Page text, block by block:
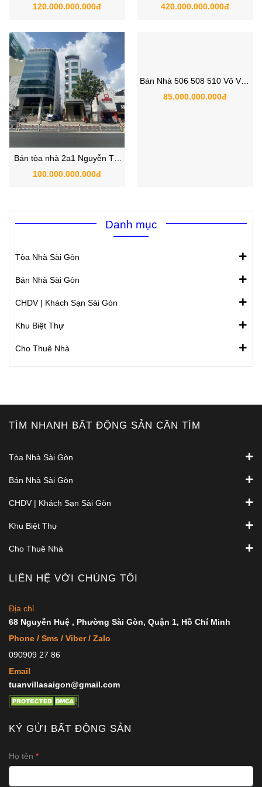
Nguyễn, phường Tân Định,
120.000.000.000đ
Trọng, phường Bến Thành,
420.000.000.000đ
Bán tòa nhà 2a1 Nguyễn Thị
Minh Khai, Đa Kao, Quận 1,
100.000.000.000đ
Bán Nhà 506 508 510 Võ Văn
Kiệt , Phường Cầu Kho , Quận
85.000.000.000đ
Danh mục
Tòa Nhà Sài Gòn
Bán Nhà Sài Gòn
CHDV | Khách Sạn Sài Gòn
Khu Biệt Thự
Cho Thuê Nhà
TÌM NHANH BẤT ĐỘNG SẢN CẦN TÌM
Tòa Nhà Sài Gòn
Bán Nhà Sài Gòn
CHDV | Khách Sạn Sài Gòn
Khu Biệt Thự
Cho Thuê Nhà
LIÊN HỆ VỚI CHÚNG TÔI
Địa chỉ
68 Nguyễn Huệ , Phường Sài Gòn, Quận 1, Hồ Chí Minh
Phone / Sms / Viber / Zalo
090909 27 86
Email
tuanvillasaigon@gmail.com
KÝ GỬI BẤT ĐỘNG SẢN
Họ tên